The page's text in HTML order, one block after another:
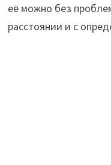
её можно без
расстоянии и с